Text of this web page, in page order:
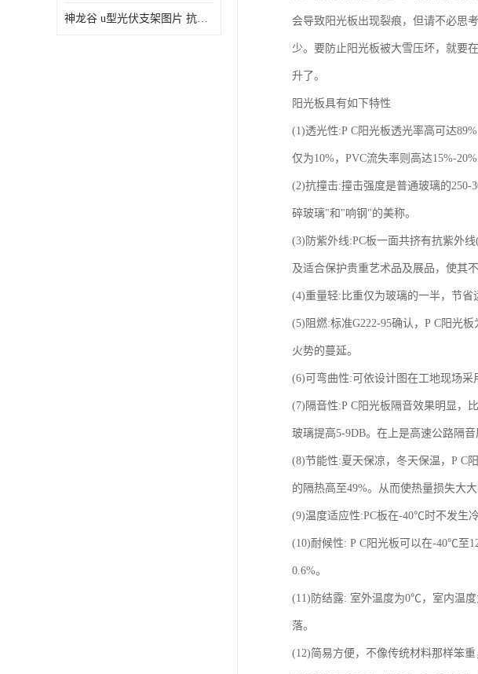
神龙谷 u型光伏支架图片 抗紫外线 会导致阳光板出现裂痕，但请不必思
少。要防止阳光板被大雪压坏，就要
升了。
阳光板具有如下特性
(1)透光性:P C阳光板透光率高可达
仅为10%，PVC流失率则高达15%-
(2)抗撞击:撞击强度是普通玻璃的250-
碎玻璃"和"响钢"的美称。
(3)防紫外线:PC板一面共挤有抗紫外
及适合保护贵重艺术品及展品，使其
(4)重量轻:比重仅为玻璃的一半，节省
(5)阻燃:标准G222-95确认，P C阳光
火势的蔓延。
(6)可弯曲性:可依设计图在工地现场采
(7)隔音性:P C阳光板隔音效果明显，
玻璃提高5-9DB。在上是高速公路隔音
(8)节能性:夏天保凉，冬天保温，P C
的隔热高至49%。从而使热量损失大
(9)温度适应性:PC板在-40℃时不发生
(10)耐候性: P C阳光板可以在-40℃至
0.6%。
(11)防结露: 室外温度为0℃，室内温
落。
(12)简易方便，不像传统材料那样笨